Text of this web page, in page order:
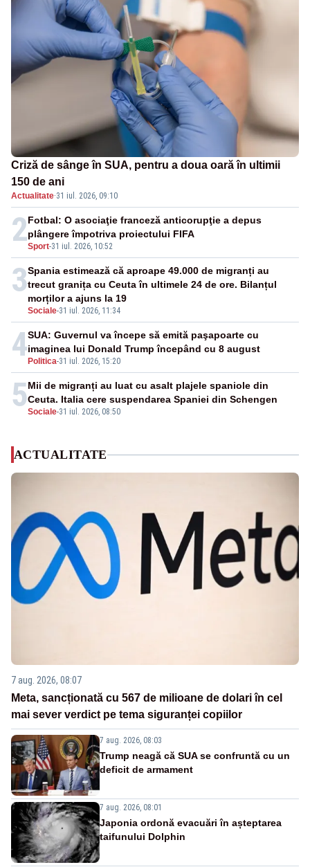
Criză de sânge în SUA, pentru a doua oară în ultimii
150 de ani
Actualitate·31 iul. 2026, 09:10
2Sport-31 iul. 2026, 10:52
Fotbal: O asociaţie franceză anticorupţie a depus
plângere împotriva proiectului FIFA
3
Sociale-31 iul. 2026, 11:34
Spania estimează că aproape 49.000 de migranți au
trecut granița cu Ceuta în ultimele 24 de ore. Bilanțul
morților a ajuns la 19
4 Politica-31 iul. 2026, 15:20
SUA: Guvernul va începe să emită paşapoarte cu
imaginea lui Donald Trump începând cu 8 august
5Sociale-31 iul. 2026, 08:50
Mii de migranți au luat cu asalt plajele spaniole din
Ceuta. Italia cere suspendarea Spaniei din Schengen
ACTUALITATE
7 aug. 2026, 08:07
Meta, sancționată cu 567 de milioane de dolari în cel
mai sever verdict pe tema siguranței copiilor
7 aug. 2026, 08:03
Trump neagă că SUA se confruntă cu un
deficit de armament
7 aug. 2026, 08:01
Japonia ordonă evacuări în așteptarea
taifunului Dolphin